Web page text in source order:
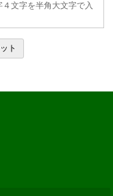
文字を半角大文字で入